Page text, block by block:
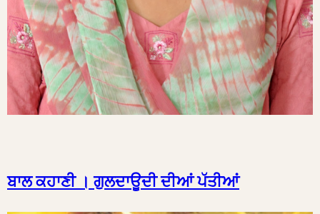
ਬਾਲ ਕਹਾਣੀ । ਗੁਲਦਾਊਦੀ ਦੀਆਂ ਪੱਤੀਆਂ